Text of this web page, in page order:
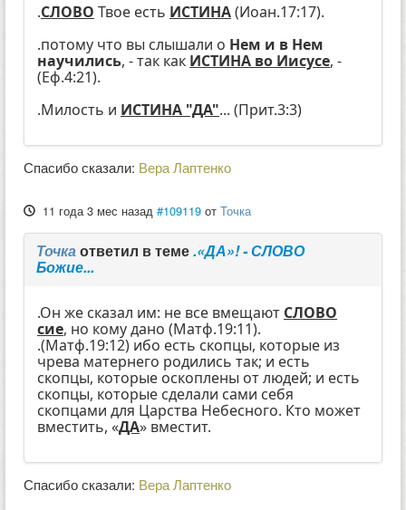
.СЛОВО Твое есть ИСТИНА(Иоан.17:17).
.потому что вы слышали о Нем и в Нем
научились, - так как ИСТИНА во Иисусе, -
(Еф.4:21).
.Милость и ИСТИНА "ДА"... (Прит.3:3)
Спасибо сказали: Вера Лаптенко
11 года 3 мес назад #109119 отТочка
Точкаответил в теме.«ДА»! - СЛОВО
Божие...
.Он же сказал им: не все вмещают СЛОВО
сие, но кому дано (Матф.19:11).
.(Матф.19:12) ибо есть скопцы, которые из
чрева матернего родились так; и есть
скопцы, которые оскоплены от людей; и есть
скопцы, которые сделали сами себя
скопцами для Царства Небесного. Кто может
вместить, «ДА» вместит.
Спасибо сказали: Вера Лаптенко